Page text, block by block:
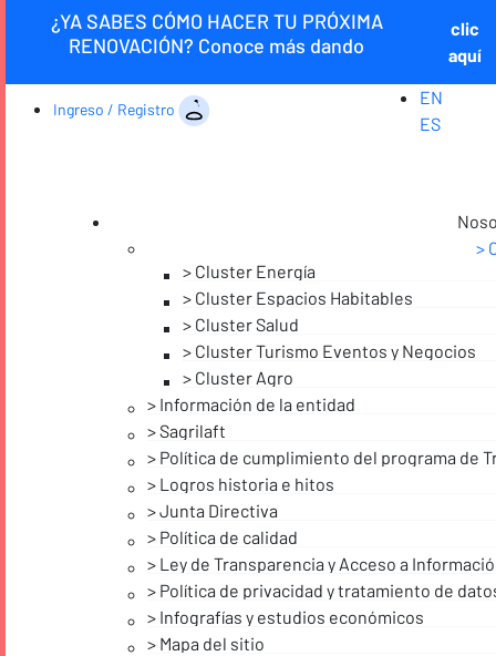
¿YA SABES CÓMO HACER TU PRÓXIMA
RENOVACIÓN? Conoce más dando
clic
aquí
Ingreso / Registro
EN
ES
Cluster Energía
Cluster Espacios Habitables
Cluster Salud
Cluster Turismo Eventos y Negocios
Cluster Agro
Información de la entidad
Sagrilaft
Política de cumplimiento del programa de
Logros historia e hitos
Junta Directiva
Política de calidad
Ley de Transparencia y Acceso a
Política de privacidad y tratamiento de
Infografías y estudios económicos
Mapa del sitio